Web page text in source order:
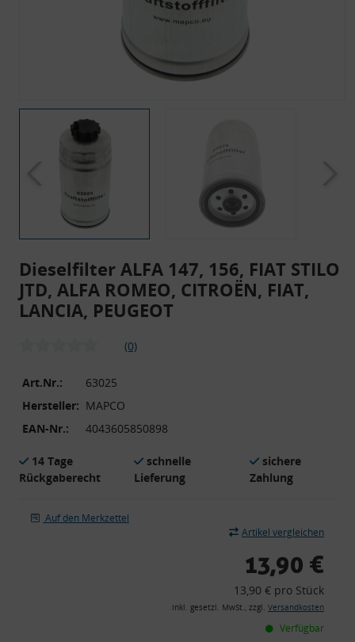
Dieselfilter ALFA 147, 156, FIAT STILO
JTD, ALFA ROMEO, CITROËN, FIAT,
LANCIA, PEUGEOT
(0)
Art.Nr.:
63025
Hersteller: MAPCO
EAN-Nr.:
4043605850898
14 Tage
Rückgaberecht
schnelle
Lieferung
sichere
Zahlung
Auf den Merkzettel
Artikel vergleichen
13,90 €
13,90 € pro Stück
inkl. gesetzl. MwSt., zzgl. Versandkosten
Verfügbar